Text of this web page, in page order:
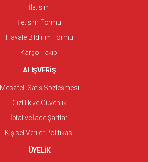
İletişim
İletişim Formu
Havale Bildirim Formu
Kargo Takibi
ALIŞVERİŞ
Mesafeli Satış Sözleşmesi
Gizlilik ve Güvenlik
İptal ve İade Şartları
Kişisel Veriler Politikası
ÜYELİK